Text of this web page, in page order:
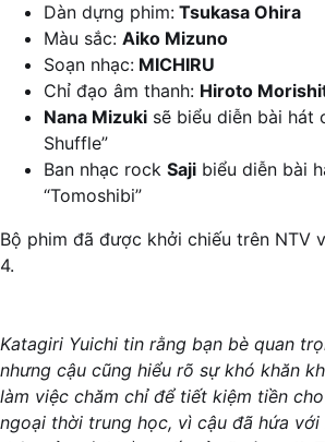
Dàn dựng phim: Tsukasa Ohira
Màu sắc: Aiko Mizuno
Soạn nhạc: MICHIRU
Chỉ đạo âm thanh: Hiroto
Nana Mizuki sẽ biểu diễn bài hát
Shuffle”
Ban nhạc rock Saji biểu diễn bài
“Tomoshibi”
Bộ phim đã được khởi chiếu trên NTV
4.
Katagiri Yuichi tin rằng bạn bè quan
nhưng cậu cũng hiểu rõ sự khó khăn
làm việc chăm chỉ để tiết kiệm tiền
ngoại thời trung học, vì cậu đã hứa